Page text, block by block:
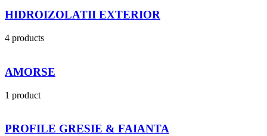
HIDROIZOLATII EXTERIOR
4 products
AMORSE
1 product
PROFILE GRESIE & FAIANTA